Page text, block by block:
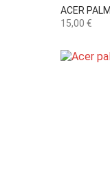
ACER
Precio
15,00 €